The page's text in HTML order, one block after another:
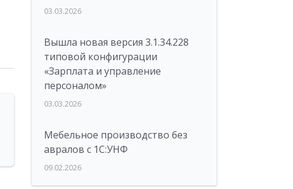
03.03.2026
Вышла новая версия 3.1.34.228
типовой конфигурации
«Зарплата и управление
персоналом»
03.03.2026
Мебельное производство без
авралов с 1С:УНФ
09.02.2026